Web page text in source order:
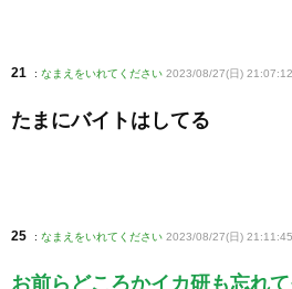
21 : なまえをいれてください 2023/08/27(日)
たまにバイトはしてる
25 : なまえをいれてください 2023/08/27(日)
お前らどころかイカ研も忘れ